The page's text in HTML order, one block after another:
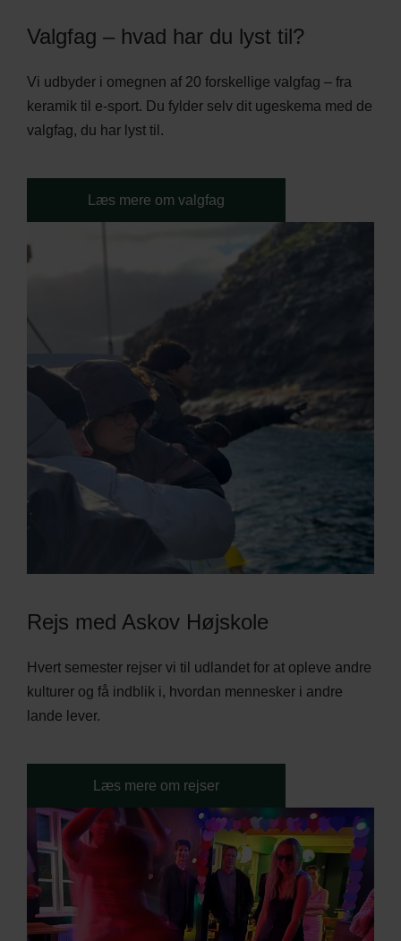
Valgfag – hvad har du lyst til?
Vi udbyder i omegnen af 20 forskellige valgfag – fra
keramik til e-sport. Du fylder selv dit ugeskema med de
valgfag, du har lyst til.
Læs mere om valgfag
Rejs med Askov Højskole
Hvert semester rejser vi til udlandet for at opleve andre
kulturer og få indblik i, hvordan mennesker i andre
lande lever.
Læs mere om rejser